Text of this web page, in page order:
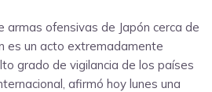
armas ofensivas de Japón cerca de
es un acto extremadamente
grado de vigilancia de los países
afirmó hoy lunes una